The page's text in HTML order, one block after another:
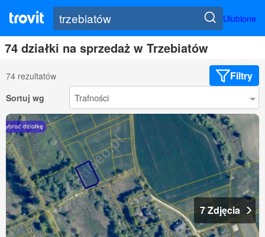
Ulubione
74 działki na sprzedaż w Trzebiatów
74 rezultatów Filtry
Sortuj wg
7 Zdjęcia